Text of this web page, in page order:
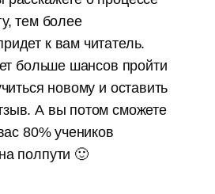
тем более
к вам читатель.
больше шансов пройти
новому и оставить
А вы потом сможете
80% учеников
полпути 🙂